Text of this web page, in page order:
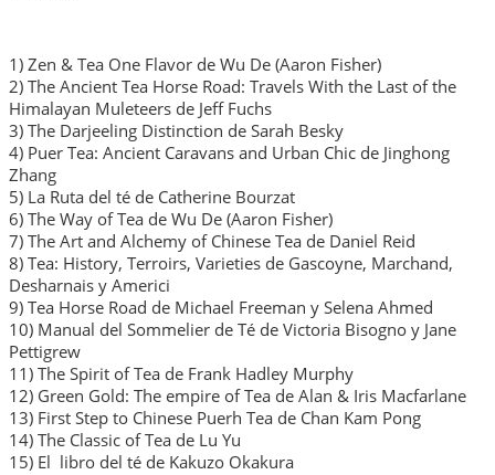
1) Zen & Tea One Flavor de Wu De (Aaron Fisher)
2) The Ancient Tea Horse Road: Travels With the Last of the
Himalayan Muleteers de Jeff Fuchs
3) The Darjeeling Distinction de Sarah Besky
4) Puer Tea: Ancient Caravans and Urban Chic de Jinghong
Zhang
5) La Ruta del té de Catherine Bourzat
6) The Way of Tea de Wu De (Aaron Fisher)
7) The Art and Alchemy of Chinese Tea de Daniel Reid
8) Tea: History, Terroirs, Varieties de Gascoyne, Marchand,
Desharnais y Americi
9) Tea Horse Road de Michael Freeman y Selena Ahmed
10) Manual del Sommelier de Té de Victoria Bisogno y Jane
Pettigrew
11) The Spirit of Tea de Frank Hadley Murphy
12) Green Gold: The empire of Tea de Alan & Iris Macfarlane
13) First Step to Chinese Puerh Tea de Chan Kam Pong
14) The Classic of Tea de Lu Yu
15) El libro del té de Kakuzo Okakura